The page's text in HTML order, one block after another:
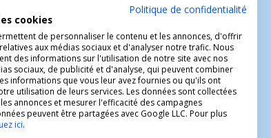
Inscrivez-vous maintenant pour recevoir
nos meilleures offres.
Politique de confidentialité
cookies
de personnaliser le contenu et les annonces, d'offrir
aux médias sociaux et d'analyser notre trafic. Nous
des informations sur l'utilisation de notre site avec nos
sociaux, de publicité et d'analyse, qui peuvent combiner
informations que vous leur avez fournies ou qu'ils ont
utilisation de leurs services. Les données sont collectées
annonces et mesurer l'efficacité des campagnes
peuvent être partagées avec Google LLC. Pour plus
ici.